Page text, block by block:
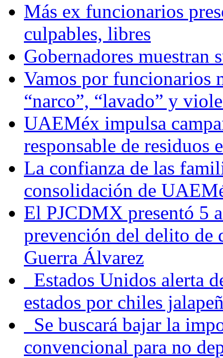
Más ex funcionarios
culpables, libres
Gobernadores muestran
Vamos por funcionarios
“narco”, “lavado” y
UAEMéx impulsa
responsable de residuos
La confianza de las
consolidación de
El PJCDMX presentó 5
prevención del delito de
Guerra Álvarez
Estados Unidos alerta
estados por chiles
Se buscará bajar la
convencional para no